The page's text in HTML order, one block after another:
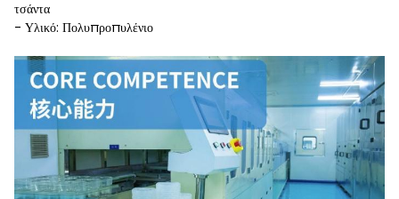
τσάντα
- Υλικό: Πολυπροπυλένιο